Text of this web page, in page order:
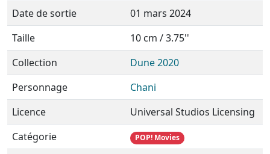
Date de sortie
01 mars 2024
Taille
10 cm / 3.75''
Collection
Dune 2020
Personnage
Chani
Licence
Universal Studios Licensing
Catégorie
POP! Movies